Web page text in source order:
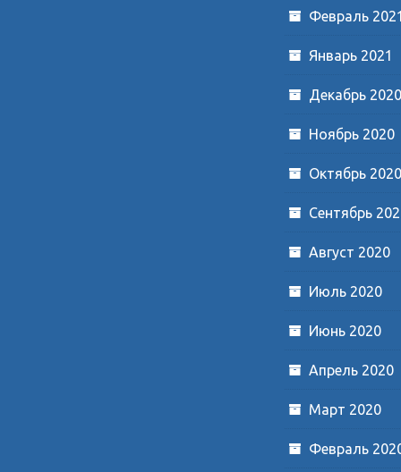
Февраль
Январь 2021
Декабрь 2020
Ноябрь 2020
Октябрь 2020
Сентябрь
Август 2020
Июль 2020
Июнь 2020
Апрель 2020
Март 2020
Февраль